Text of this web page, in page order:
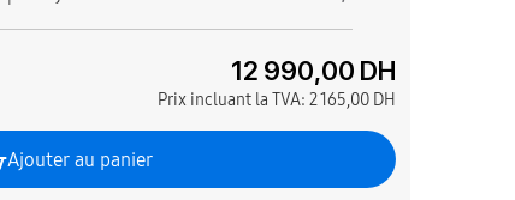
12 990,00 DH
Prix incluant la TVA: 2 165,00 DH
Ajouter au panier